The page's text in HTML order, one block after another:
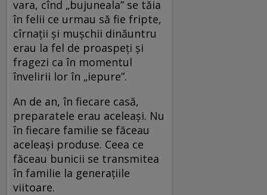
vara, cînd „bujuneala” se tăia
în felii ce urmau să fie fripte,
cîrnaţii şi muşchii dinăuntru
erau la fel de proaspeţi şi
fragezi ca în momentul
învelirii lor în „iepure”.
An de an, în fiecare casă,
preparatele erau aceleași. Nu
în fiecare familie se făceau
aceleași produse. Ceea ce
făceau bunicii se transmitea
în familie la generațiile
viitoare.